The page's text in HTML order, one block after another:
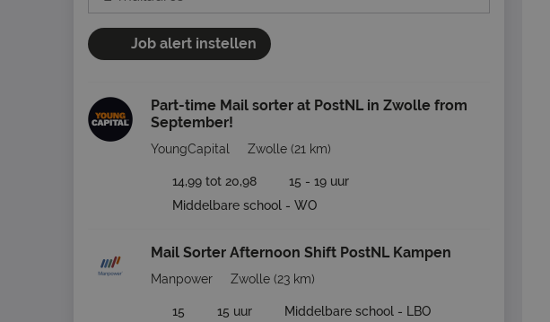
Job alert instellen
Part-time Mail sorter at PostNL in Zwolle from
September!
YoungCapital Zwolle (21 km)
14,99 tot 20,98
15 - 19 uur
Middelbare school - WO
Mail Sorter Afternoon Shift PostNL Kampen
Manpower Zwolle (23 km)
15 15 uur Middelbare school - LBO